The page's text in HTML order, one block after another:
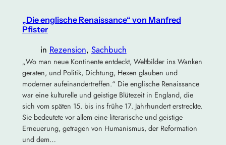
„Die englische Renaissance“ von Manfred
Pfister
in Rezension, Sachbuch
„Wo man neue Kontinente entdeckt, Weltbilder ins Wanken
geraten, und Politik, Dichtung, Hexen glauben und
moderner aufeinandertreffen.“ Die englische Renaissance
war eine kulturelle und geistige Blütezeit in England, die
sich vom späten 15. bis ins frühe 17. Jahrhundert erstreckte.
Sie bedeutete vor allem eine literarische und geistige
Erneuerung, getragen von Humanismus, der Reformation
und dem…